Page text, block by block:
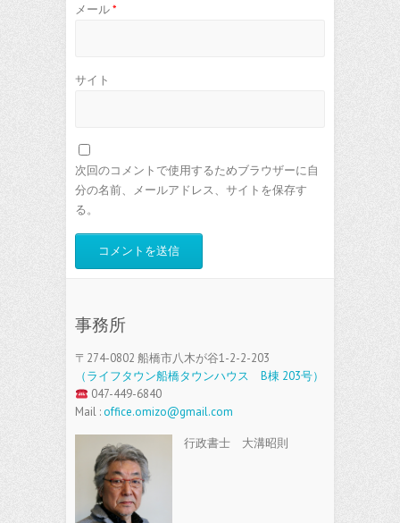
メール*
サイト
次回のコメントで使用するためブラウザーに自
分の名前、メールアドレス、サイトを保存す
る。
事務所
〒274-0802 船橋市八木が谷1-2-2-203
（ライフタウン船橋タウンハウス B棟 203号）
047-449-6840
Mail :office.omizo@gmail.com
行政書士 大溝昭則